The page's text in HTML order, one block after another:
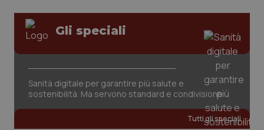
Gli speciali
Sanità digitale per garantire più salute e
sostenibilità. Ma servono standard e condivisione
Tutti gli speciali
www.quotidianosanita.it
tracking-sites-ironfish-
www.quotidianosanita.it
2